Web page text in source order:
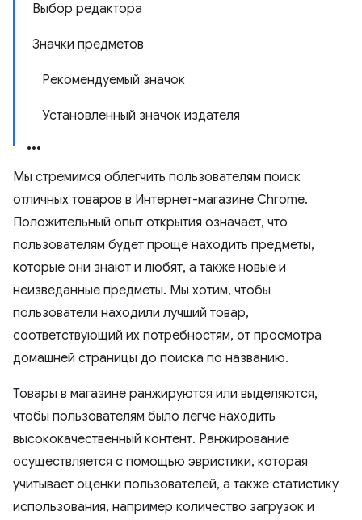
Выбор редактора
Значки предметов
Рекомендуемый значок
Установленный значок издателя
Мы стремимся облегчить пользователям поиск
отличных товаров в Интернет-магазине Chrome.
Положительный опыт открытия означает, что
пользователям будет проще находить предметы,
которые они знают и любят, а также новые и
неизведанные предметы. Мы хотим, чтобы
пользователи находили лучший товар,
соответствующий их потребностям, от просмотра
домашней страницы до поиска по названию.
Товары в магазине ранжируются или выделяются,
чтобы пользователям было легче находить
высококачественный контент. Ранжирование
осуществляется с помощью эвристики, которая
учитывает оценки пользователей, а также статистику
использования, например количество загрузок и